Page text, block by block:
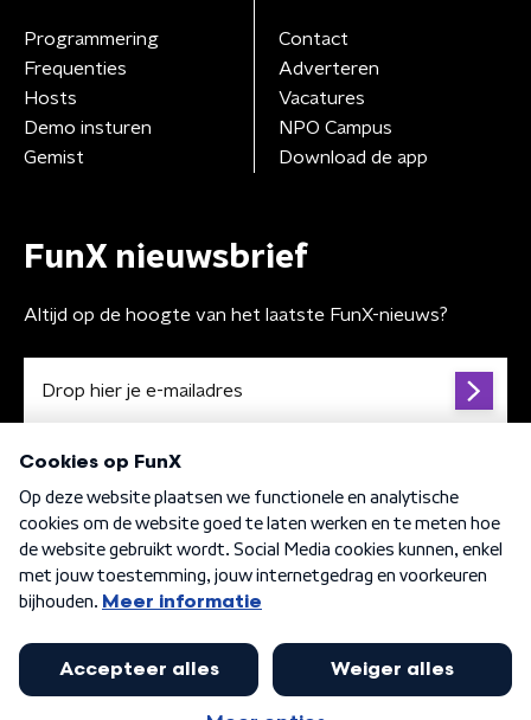
Programmering
Frequenties
Hosts
Demo insturen
Gemist
Contact
Adverteren
Vacatures
NPO Campus
Download de app
FunX nieuwsbrief
Altijd op de hoogte van het laatste FunX-nieuws?
Algemene voorwaarden Privacybeleid